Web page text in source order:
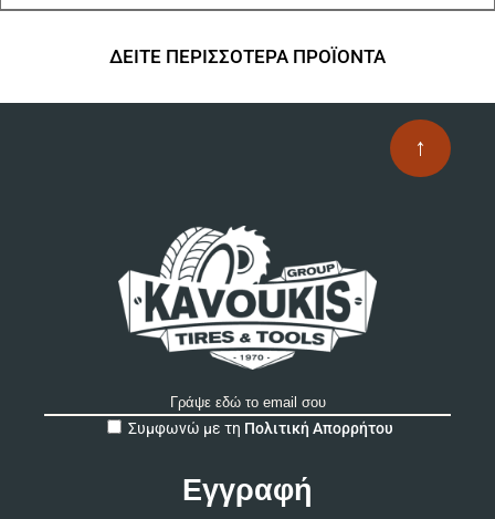
ΔΕΙΤΕ ΠΕΡΙΣΣΟΤΕΡΑ ΠΡΟΪΟΝΤΑ
↑
Συμφωνώ με τη Πολιτική Απορρήτου